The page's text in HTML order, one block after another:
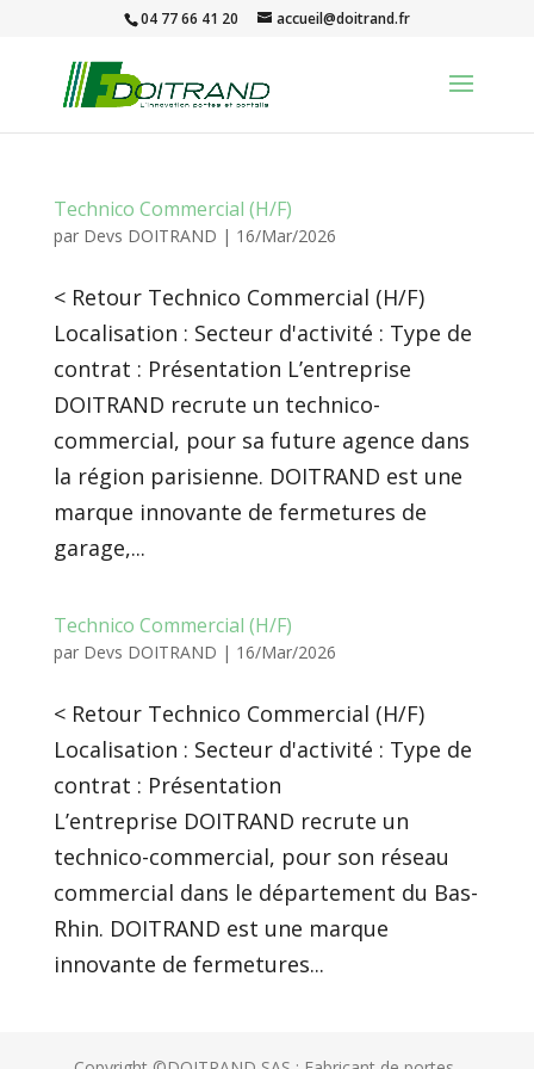
04 77 66 41 20 accueil@doitrand.fr
Technico Commercial (H/F)
par Devs DOITRAND | 16/Mar/2026
< Retour Technico Commercial (H/F)
Localisation : Secteur d'activité : Type de
contrat : Présentation L’entreprise
DOITRAND recrute un technico-
commercial, pour sa future agence dans
la région parisienne. DOITRAND est une
marque innovante de fermetures de
garage,...
Technico Commercial (H/F)
par Devs DOITRAND | 16/Mar/2026
< Retour Technico Commercial (H/F)
Localisation : Secteur d'activité : Type de
contrat : Présentation
L’entreprise DOITRAND recrute un
technico-commercial, pour son réseau
commercial dans le département du Bas-
Rhin. DOITRAND est une marque
innovante de fermetures...